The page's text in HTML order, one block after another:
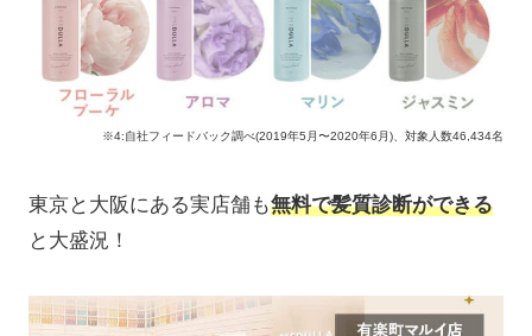
※4:自社フィードバック調べ(2019年5月〜2020年6月)、対象人数46,434名
東京と大阪にある実店舗も無料で髪質診断ができる
と大盛況！